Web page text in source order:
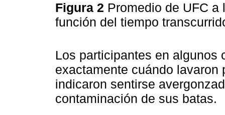
Figura 2 Promedio de UFC
función del tiempo
Los participantes en algunos
exactamente cuándo
indicaron sentirse
contaminación de sus batas.